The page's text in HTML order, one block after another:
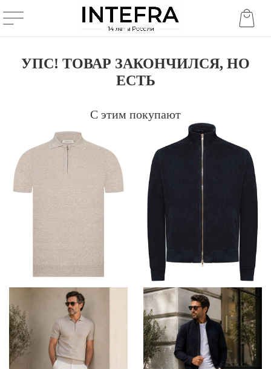
УПС! ТОВАР ЗАКОНЧИЛСЯ, НО
ЕСТЬ
С этим покупают